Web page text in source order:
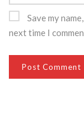
Save my
next time I